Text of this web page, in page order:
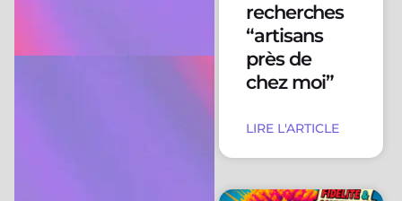
recherches
“artisans
près de
chez moi”
LIRE L'ARTICLE